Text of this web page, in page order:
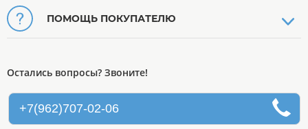
ПОМОЩЬ ПОКУПАТЕЛЮ
Остались вопросы? Звоните!
+7(962)707-02-06